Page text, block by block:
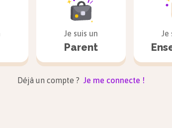
son los → Qui sont
Cuánto/ Cuánta/ Cuánt os/ Cuánt
¿Cuántas chicashay en la clase?
Je suis un
Parent
Je
Déjà un compte ? Je me connecte !